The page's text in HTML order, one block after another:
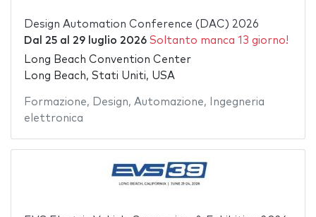
Design Automation Conference (DAC) 2026
Dal 25al 29 luglio 2026 Soltanto manca 13 giorno!
Long Beach Convention Center
Long Beach, Stati Uniti, USA
Formazione, Design, Automazione,
Ingegneria
elettronica